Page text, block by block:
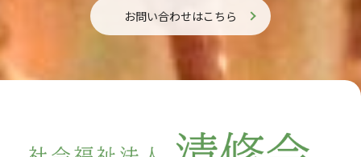
お問い合わせはこちら